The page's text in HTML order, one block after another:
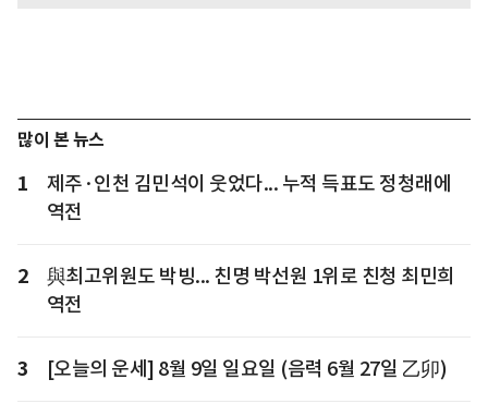
많이 본 뉴스
1
제주·인천 김민석이 웃었다... 누적 득표도 정청래에
역전
2
與최고위원도 박빙... 친명 박선원 1위로 친청 최민희
역전
3 [오늘의 운세] 8월 9일 일요일 (음력 6월 27일 乙卯)